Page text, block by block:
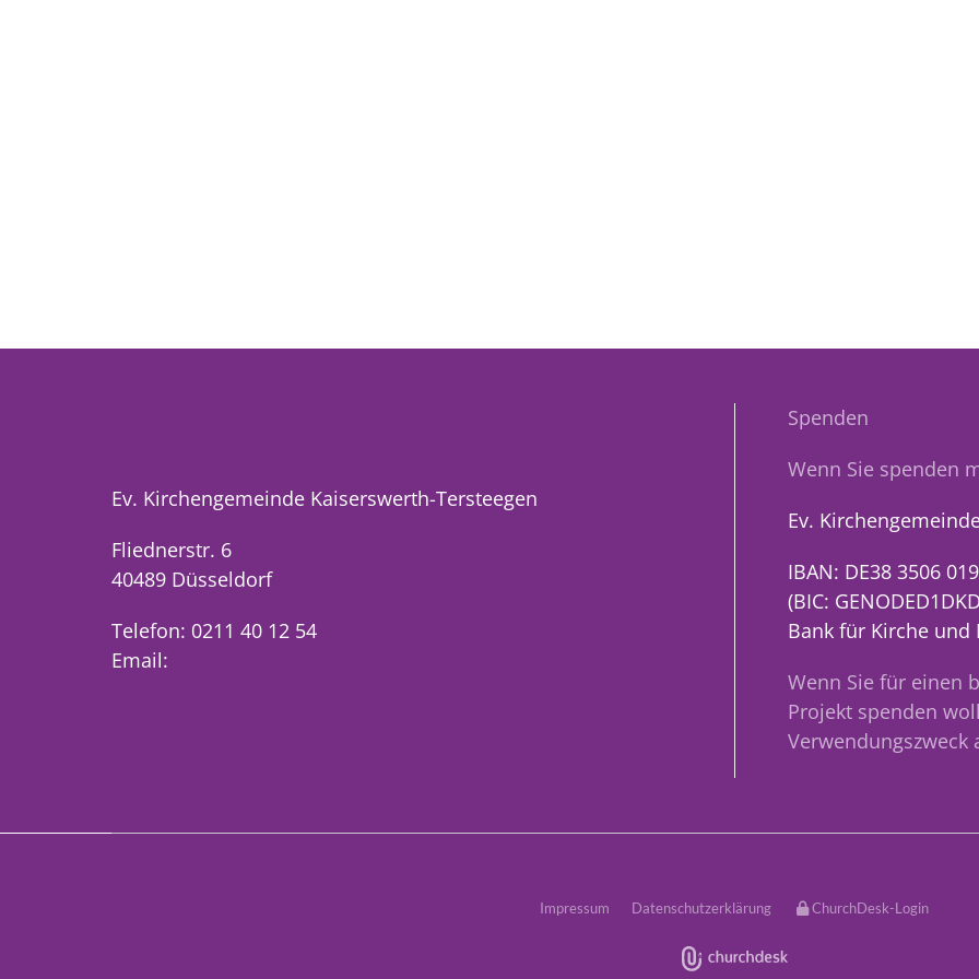
Ev. Kirchengemeinde Kaiserswerth-Tersteegen
Fliednerstr. 6
40489 Düsseldorf
Telefon: 0211 40 12 54
Email:
Spenden
Wenn Sie spenden
Ev.
IBAN: DE38 3506
(BIC:
Bank für Kirche und
Wenn Sie für einen
Projekt spenden
Verwendungszweck
Impressum Datenschutzerklärung ChurchDesk-Login